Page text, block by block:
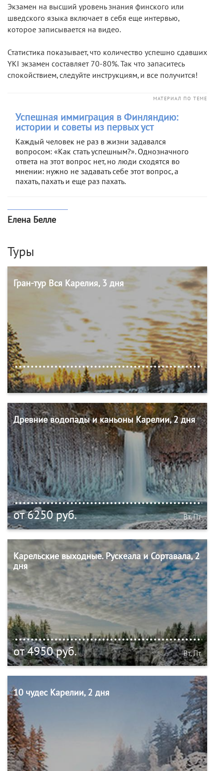
Экзамен на высший уровень знания финского или
шведского языка включает в себя еще интервью,
которое записывается на видео.
Статистика показывает, что количество успешно сдавших
YKI экзамен составляет 70-80%. Так что запаситесь
спокойствием, следуйте инструкциям, и все получится!
МАТЕРИАЛ ПО ТЕМЕ
Успешная иммиграция в Финляндию:
истории и советы из первых уст
Каждый человек не раз в жизни задавался
вопросом: «Как стать успешным?». Однозначного
ответа на этот вопрос нет, но люди сходятся во
мнении: нужно не задавать себе этот вопрос, а
пахать, пахать и еще раз пахать.
Елена Белле
Туры
Гран-тур Вся Карелия, 3 дня
Древние водопады и каньоны Карелии, 2 дня
от 6250 руб. Вт, Пт
Карельские выходные. Рускеала и Сортавала, 2
дня
от 4950 руб. Вт, Пт
10 чудес Карелии, 2 дня